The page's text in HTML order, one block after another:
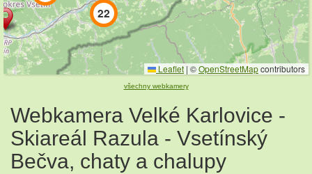
22
Leaflet | ©OpenStreetMapcontributors
všechny webkamery
Webkamera Velké Karlovice -
Skiareál Razula - Vsetínský
Bečva, chaty a chalupy